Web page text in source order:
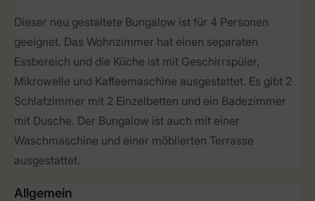
Dieser neu gestaltete Bungalow ist für 4 Personen
geeignet. Das Wohnzimmer hat einen separaten
Essbereich und die Küche ist mit Geschirrspüler,
Mikrowelle und Kaffeemaschine ausgestattet. Es gibt 2
Schlafzimmer mit 2 Einzelbetten und ein Badezimmer
mit Dusche. Der Bungalow ist auch mit einer
Waschmaschine und einer möblierten Terrasse
ausgestattet.
Allgemein